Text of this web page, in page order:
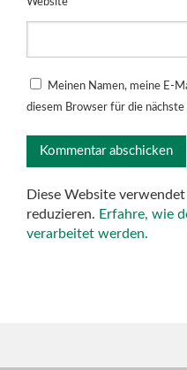
Meinen Namen, meine E-
diesem Browser für die
Diese Website
reduzieren. Erfahre, wie
verarbeitet werden.